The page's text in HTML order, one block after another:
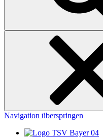
Navigation überspringen